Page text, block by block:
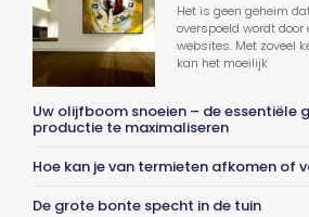
Het is geen geheim
overspoeld wordt door
websites. Met zoveel
kan het moeilijk
Uw olijfboom snoeien – de essentiële
productie te maximaliseren
Hoe kan je van termieten afkomen of
De grote bonte specht in de tuin